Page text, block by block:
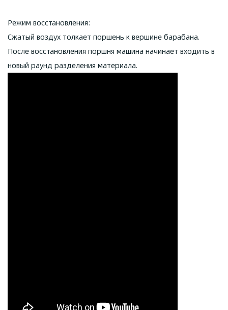
Режим восстановления:
Сжатый воздух толкает поршень к вершине барабана.
После восстановления поршня машина начинает входить в
новый раунд разделения материала.